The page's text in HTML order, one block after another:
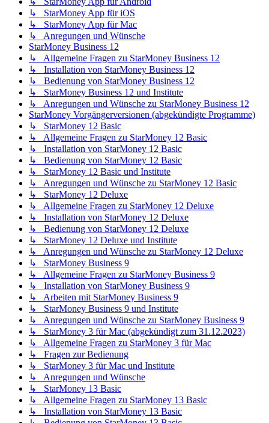
↳ StarMoney App für iOS
↳ StarMoney App für Mac
↳ Anregungen und Wünsche
StarMoney Business 12
↳ Allgemeine Fragen zu StarMoney Business 12
↳ Installation von StarMoney Business 12
↳ Bedienung von StarMoney Business 12
↳ StarMoney Business 12 und Institute
↳ Anregungen und Wünsche zu StarMoney Business 12
StarMoney Vorgängerversionen (abgekündigte Programme)
↳ StarMoney 12 Basic
↳ Allgemeine Fragen zu StarMoney 12 Basic
↳ Installation von StarMoney 12 Basic
↳ Bedienung von StarMoney 12 Basic
↳ StarMoney 12 Basic und Institute
↳ Anregungen und Wünsche zu StarMoney 12 Basic
↳ StarMoney 12 Deluxe
↳ Allgemeine Fragen zu StarMoney 12 Deluxe
↳ Installation von StarMoney 12 Deluxe
↳ Bedienung von StarMoney 12 Deluxe
↳ StarMoney 12 Deluxe und Institute
↳ Anregungen und Wünsche zu StarMoney 12 Deluxe
↳ StarMoney Business 9
↳ Allgemeine Fragen zu StarMoney Business 9
↳ Installation von StarMoney Business 9
↳ Arbeiten mit StarMoney Business 9
↳ StarMoney Business 9 und Institute
↳ Anregungen und Wünsche zu StarMoney Business 9
↳ StarMoney 3 für Mac (abgekündigt zum 31.12.2023)
↳ Allgemeine Fragen zu StarMoney 3 für Mac
↳ Fragen zur Bedienung
↳ StarMoney 3 für Mac und Institute
↳ Anregungen und Wünsche
↳ StarMoney 13 Basic
↳ Allgemeine Fragen zu StarMoney 13 Basic
↳ Installation von StarMoney 13 Basic